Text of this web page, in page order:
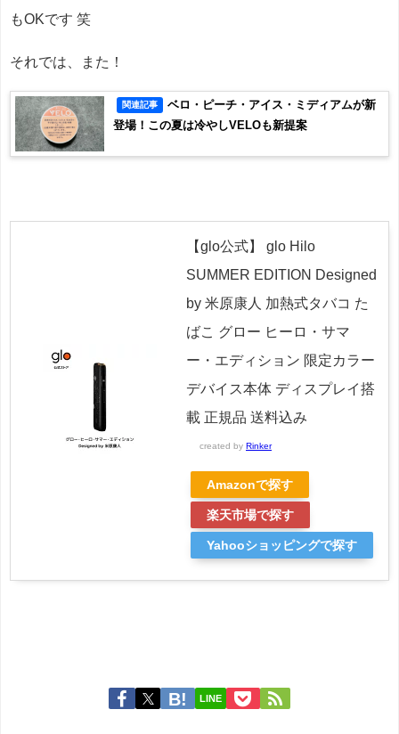
もOKです 笑
それでは、また！
関連記事
ベロ・ピーチ・アイス・ミディアムが新
登場！この夏は冷やしVELOも新提案
【glo公式】 glo Hilo
SUMMER EDITION Designed
by 米原康人 加熱式タバコ た
ばこ グロー ヒーロ・サマ
ー・エディション 限定カラー
デバイス本体 ディスプレイ搭
載 正規品 送料込み
created by Rinker
Amazonで探す
楽天市場で探す
Yahooショッピングで探す
LINE